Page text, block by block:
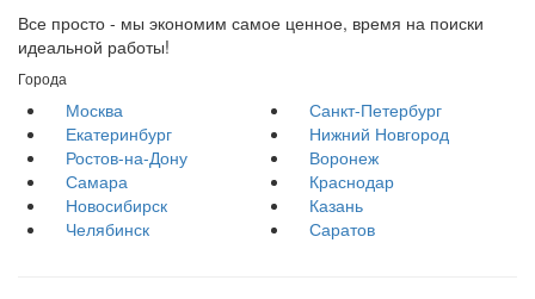
Все просто - мы экономим самое ценное, время на поиски
идеальной работы!
Города
Москва
Санкт-Петербург
Екатеринбург
Нижний Новгород
Ростов-на-Дону
Воронеж
Самара
Краснодар
Новосибирск
Казань
Челябинск
Саратов